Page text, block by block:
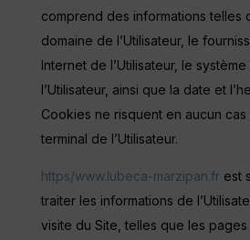
comprend des informations telles
domaine de l’Utilisateur, le
Internet de l’Utilisateur, le
l’Utilisateur, ainsi que la date et
Cookies ne risquent en aucun cas
terminal de l’Utilisateur.
https/www.lubeca-marzipan.frest
traiter les informations de
visite du Site, telles que les